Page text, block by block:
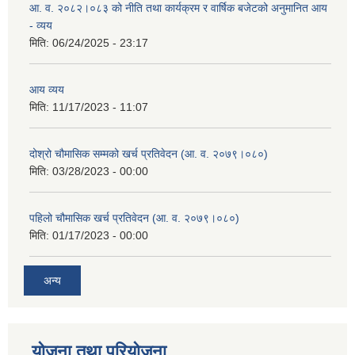
आ. व. २०८२।०८३ को नीति तथा कार्यक्रम र वार्षिक बजेटको अनुमानित आय
- व्यय
मिति: 06/24/2025 - 23:17
आय व्यय
मिति: 11/17/2023 - 11:07
दोश्रो चौमासिक सम्मको खर्च प्रतिवेदन (आ. व. २०७९।०८०)
मिति: 03/28/2023 - 00:00
पहिलो चौमासिक खर्च प्रतिवेदन (आ. व. २०७९।०८०)
मिति: 01/17/2023 - 00:00
अन्य